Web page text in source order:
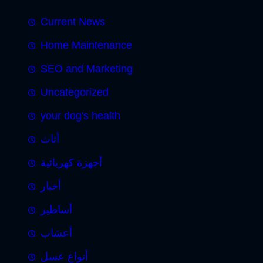
Current News
Home Maintenance
SEO and Marketing
Uncategorized
your dog's health
أثاث
أجهزة كهربائية
أخبار
أساطير
أعشاب
أنواع عسل